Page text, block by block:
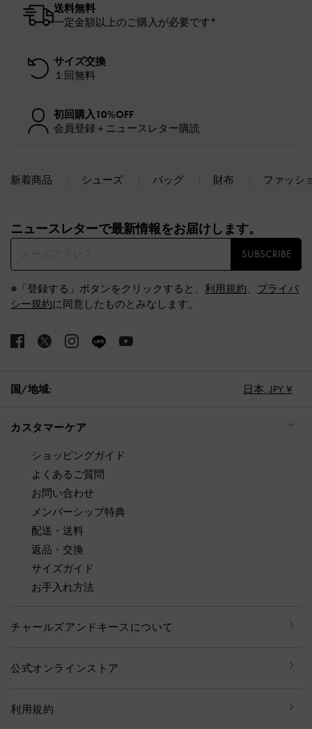
送料無料
一定金額以上のご購入が必要です*
サイズ交換
１回無料
初回購入10%OFF
会員登録＋ニュースレター購読
新着商品 シューズ バッグ 財布 ファッシ
ニュースレターで最新情報をお届けします。​
SUBSCRIBE
※「登録する」ボタンをクリックすると、 利用規約、 プライバ
シー規約に同意したものとみなします。
国/地域: 日本, JPY ¥
カスタマーケア
ショッピングガイド
よくあるご質問
お問い合わせ
メンバーシップ特典
配送・送料
返品・交換
サイズガイド
お手入れ方法
チャールズアンドキースについて
公式オンラインストア
利用規約